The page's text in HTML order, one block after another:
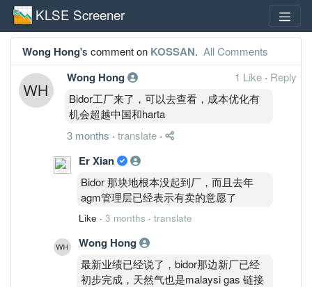
KLSE Screener
Wong Hong's comment on KOSSAN. All Comments
Wong Hong 1 Like · Reply
Bidor工厂来了，可以去查看，成本优化有
机会超越中国和harta
3 months · translate ·
Er Xian
Bidor 那块地根本没起到厂，而且去年
agm管理层已经表示有卖的意愿了
Like · 3 months · translate
Wong Hong
最新业绩已经说了，bidor那边新厂已经
初步完成，天然气也是malaysi gas 链接